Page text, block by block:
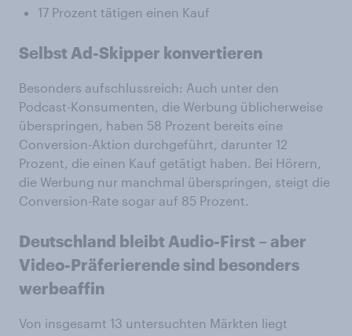
17 Prozent tätigen einen Kauf
Selbst Ad-Skipper konvertieren
Besonders aufschlussreich: Auch unter den
Podcast-Konsumenten, die Werbung üblicherweise
überspringen, haben 58 Prozent bereits eine
Conversion-Aktion durchgeführt, darunter 12
Prozent, die einen Kauf getätigt haben. Bei Hörern,
die Werbung nur manchmal überspringen, steigt die
Conversion-Rate sogar auf 85 Prozent.
Deutschland bleibt Audio-First – aber
Video-Präferierende sind besonders
werbeaffin
Von insgesamt 13 untersuchten Märkten liegt